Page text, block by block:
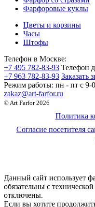
Фарфоровые куклы
Цветы и корзины
Часы
Штофы
Телефон в Москве:
+7 495 782-83-93 Телефон
+7 963 782-83-93 Заказать
Режим работы: пн - пт c 9-
zakaz@art-farfor.ru
© Art Farfor 2026
Политика
Согласие посетителя
Данный сайт использует
обязательны с
отключены.
Если вы хотите